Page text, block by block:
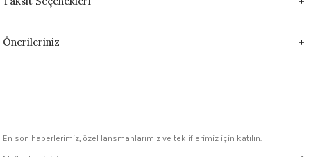
°C
Önerileriniz
En son haberlerimiz, özel lansmanlarımız ve tekliflerimiz için katılın.